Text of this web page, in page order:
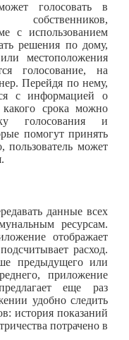
голосовать в
с использованием
решения по дому,
местоположения
голосование, на
Перейдя по нему,
с информацией о
срока можно
голосования и
помогут принять
пользователь может
данные всех
ресурсам.
отображает
расход.
предыдущего или
приложение
еще раз
удобно следить
история показаний
потрачено в